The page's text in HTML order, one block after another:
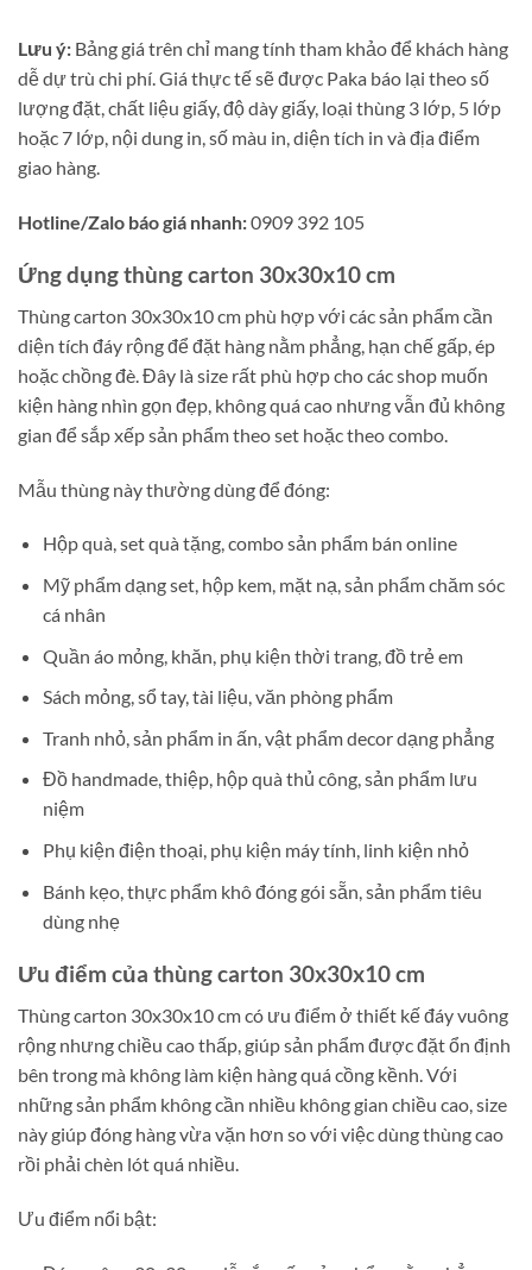
Lưu ý: Bảng giá trên chỉ mang tính tham khảo để khách hàng
dễ dự trù chi phí. Giá thực tế sẽ được Paka báo lại theo số
lượng đặt, chất liệu giấy, độ dày giấy, loại thùng 3 lớp, 5 lớp
hoặc 7 lớp, nội dung in, số màu in, diện tích in và địa điểm
giao hàng.
Hotline/Zalo báo giá nhanh:0909 392 105
Ứng dụng thùng carton 30x30x10 cm
Thùng carton 30x30x10 cm phù hợp với các sản phẩm cần
diện tích đáy rộng để đặt hàng nằm phẳng, hạn chế gấp, ép
hoặc chồng đè. Đây là size rất phù hợp cho các shop muốn
kiện hàng nhìn gọn đẹp, không quá cao nhưng vẫn đủ không
gian để sắp xếp sản phẩm theo set hoặc theo combo.
Mẫu thùng này thường dùng để đóng:
Hộp quà, set quà tặng, combo sản phẩm bán online
Mỹ phẩm dạng set, hộp kem, mặt nạ, sản phẩm chăm sóc
cá nhân
Quần áo mỏng, khăn, phụ kiện thời trang, đồ trẻ em
Sách mỏng, sổ tay, tài liệu, văn phòng phẩm
Tranh nhỏ, sản phẩm in ấn, vật phẩm decor dạng phẳng
Đồ handmade, thiệp, hộp quà thủ công, sản phẩm lưu
niệm
Phụ kiện điện thoại, phụ kiện máy tính, linh kiện nhỏ
Bánh kẹo, thực phẩm khô đóng gói sẵn, sản phẩm tiêu
dùng nhẹ
Ưu điểm của thùng carton 30x30x10 cm
Thùng carton 30x30x10 cm có ưu điểm ở thiết kế đáy vuông
rộng nhưng chiều cao thấp, giúp sản phẩm được đặt ổn định
bên trong mà không làm kiện hàng quá cồng kềnh. Với
những sản phẩm không cần nhiều không gian chiều cao, size
này giúp đóng hàng vừa vặn hơn so với việc dùng thùng cao
rồi phải chèn lót quá nhiều.
Ưu điểm nổi bật: